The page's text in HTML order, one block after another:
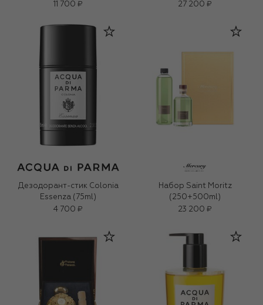
11 700 ₽
27 200 ₽
Дезодорант-стик Colonia
Essenza (75ml)
4 700 ₽
Набор Saint Moritz
(250+500ml)
23 200 ₽